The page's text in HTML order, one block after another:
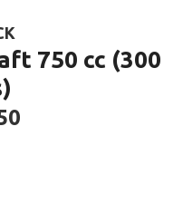
750 cc (300